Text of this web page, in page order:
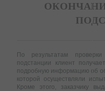
По результатам
подстанции клиент
подробную информацию об
которой осуществляли
Кроме этого, заказчику